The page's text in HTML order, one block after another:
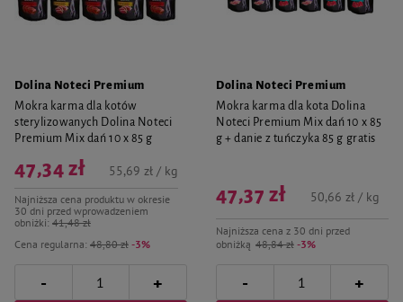
Dolina Noteci Premium
Mokra karma dla kotów
sterylizowanych Dolina Noteci
Premium Mix dań 10 x 85 g
Cena regularna: 48,80 zł -3%
47,34 zł
Najniższa cena produktu w okresie
30 dni przed wprowadzeniem
obniżki: 41,48 zł
55,69 zł / kg
- +
Dolina Noteci Premium
Mokra karma dla kota Dolina
Noteci Premium Mix dań 10 x 85
g + danie z tuńczyka 85 g gratis
Najniższa cena z 30 dni przed
obniżką 48,84 zł -3%
47,37 zł 50,66 zł / kg
- +